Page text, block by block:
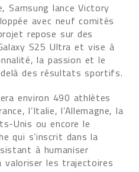
Samsung lance Victory
avec neuf comités
repose sur des
S25 Ultra et vise à
la passion et le
des résultats sportifs.
environ 490 athlètes
l’Italie, l’Allemagne, la
Unis ou encore le
qui s’inscrit dans la
à humaniser
valoriser les trajectoires